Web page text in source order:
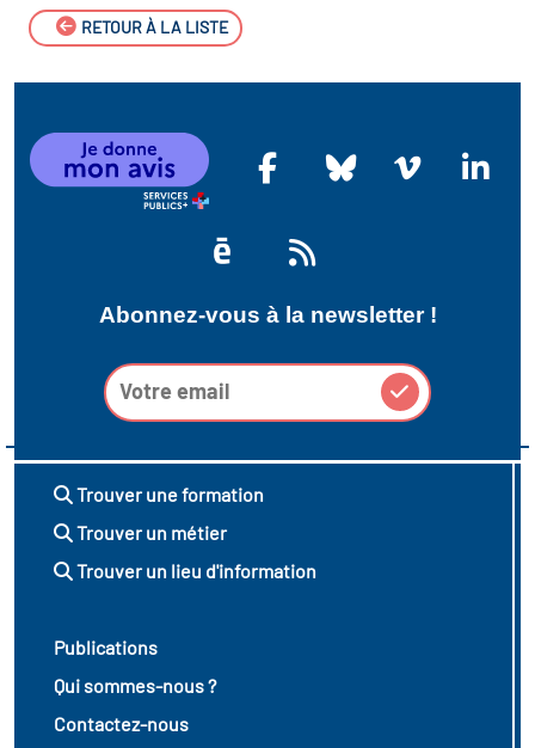
RETOUR À LA LISTE
Abonnez-vous à la newsletter !
Trouver une formation
Trouver un métier
Trouver un lieu d'information
Publications
Qui sommes-nous ?
Contactez-nous